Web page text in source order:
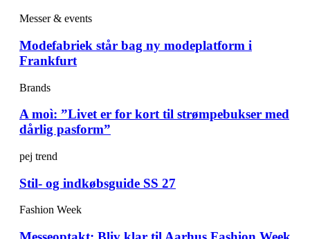
Messer & events
Modefabriek står bag ny modeplatform i
Frankfurt
Brands
A moì: ”Livet er for kort til strømpebukser med
dårlig pasform”
pej trend
Stil- og indkøbsguide SS 27
Fashion Week